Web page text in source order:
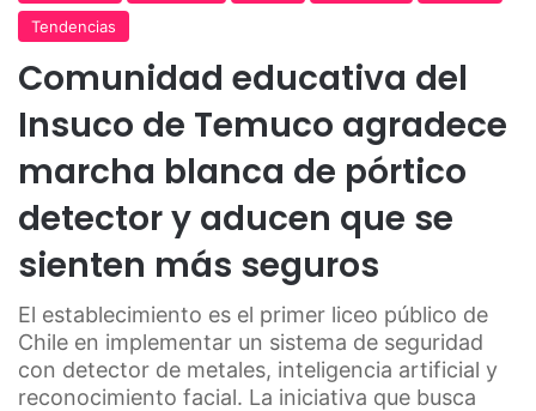
Tendencias
Comunidad educativa del
Insuco de Temuco agradece
marcha blanca de pórtico
detector y aducen que se
sienten más seguros
El establecimiento es el primer liceo público de
Chile en implementar un sistema de seguridad
con detector de metales, inteligencia artificial y
reconocimiento facial. La iniciativa que busca